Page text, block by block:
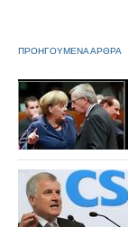
ΠΡΟΗΓΟΥΜΕΝΑ ΑΡΘΡΑ